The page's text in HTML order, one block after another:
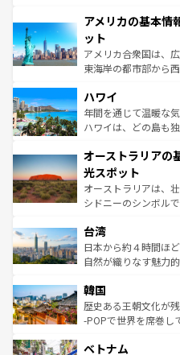
ンツ一覧を参照して
の建物がそのまま残
博物館もあり、アル
ことができる。国民
者向けの交通パス提
着のスイス情報は
アメリカの基本情
ット
アメリカ合衆国は、
東海岸の都市部から
のような巨大都市は
ンメントが詰まった
西部には大自然が広
部のニューオーリン
文化が魅力。旅行者
しみながら、その多
るだろう。車でのロ
情報は
ハワイ
年間を通じて温暖な
ハワイは、どの島も
ワイ島は見逃せない
島だが、静かな自然
おすすめ。エメラル
文化や歴史が息づい
人々、おいしいロー
ク、伝統的なフラダ
っている。訪れるた
はコンテンツ一覧
オーストラリアの
光スポット
オーストラリアは、
シドニーのシンボル
リアリーフや大陸中
ク）、タスマニアの
ど、見どころがたく
いる。アクティビテ
ビング、ハイキング
い。オーストラリア
参照してほしい。
台湾
日本から約４時間ほ
自然が織りなす魅力
ン）、静ひつな山岳
と山間の静けさが共
驚きをもたらしてく
容にもいいと評判の
韓国
歴史ある王朝文化が
-POPで世界を席巻し
き、地方に足を延ば
ベトナム